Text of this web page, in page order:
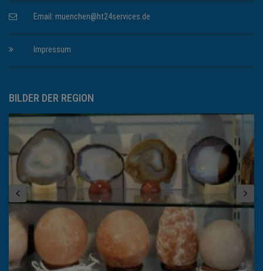
Email: muenchen@ht24services.de
Impressum
BILDER DER REGION